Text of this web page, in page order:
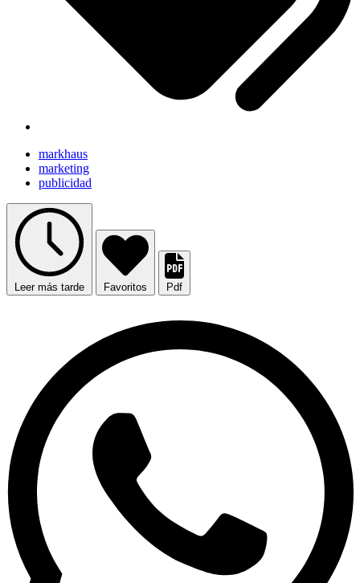
markhaus
marketing
publicidad
Leer más tarde Favoritos Pdf